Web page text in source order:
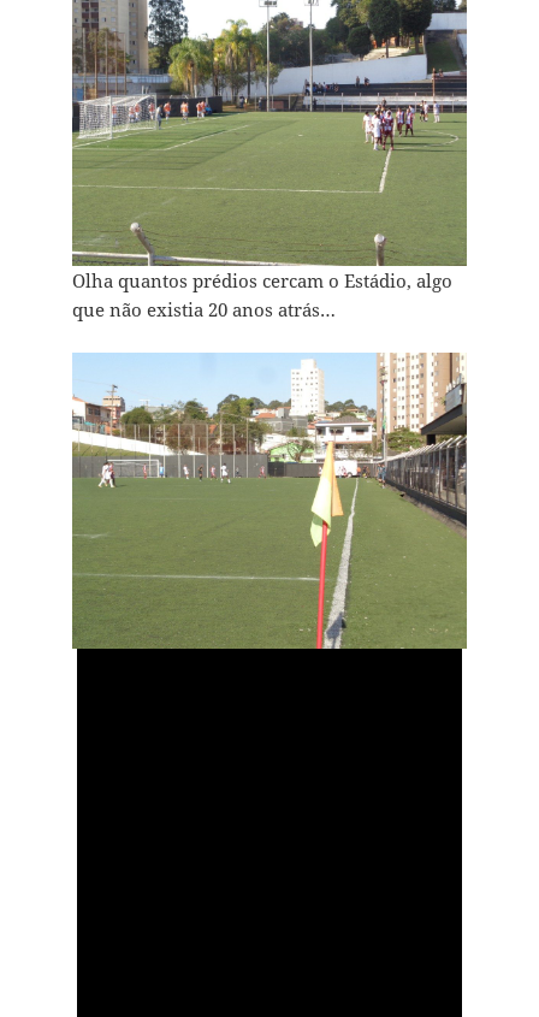
Olha quantos prédios cercam o Estádio, algo
que não existia 20 anos atrás…